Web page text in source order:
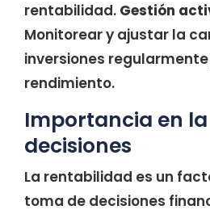
rentabilidad. Gestión
Monitorear y ajustar la
inversiones
rendimiento.
Importancia en
decisiones
La rentabilidad es un
toma de decisiones